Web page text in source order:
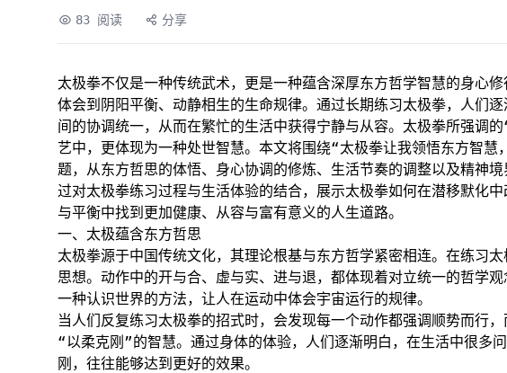
83 阅读 分享
太极拳不仅是一种传统武术，更是一种蕴含深厚东方哲学智慧的身心
体会到阴阳平衡、动静相生的生命规律。通过长期练习太极拳，人们
间的协调统一，从而在繁忙的生活中获得宁静与从容。太极拳所强调
艺中，更体现为一种处世智慧。本文将围绕“太极拳让我领悟东方智
题，从东方哲思的体悟、身心协调的修炼、生活节奏的调整以及精神
过对太极拳练习过程与生活体验的结合，展示太极拳如何在潜移默化
与平衡中找到更加健康、从容与富有意义的人生道路。
一、太极蕴含东方哲思
太极拳源于中国传统文化，其理论根基与东方哲学紧密相连。在练习
思想。动作中的开与合、虚与实、进与退，都体现着对立统一的哲学
一种认识世界的方法，让人在运动中体会宇宙运行的规律。
当人们反复练习太极拳的招式时，会发现每一个动作都强调顺势而行
“以柔克刚”的智慧。通过身体的体验，人们逐渐明白，在生活中很多
刚，往往能够达到更好的效果。